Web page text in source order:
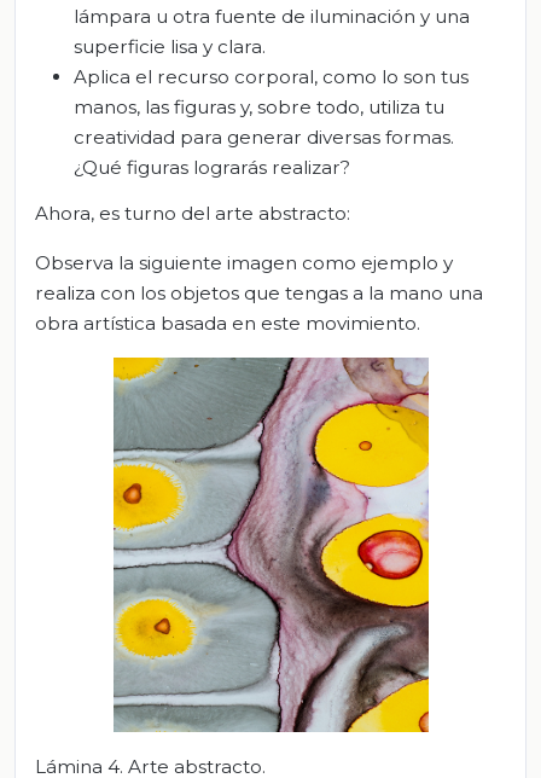
lámpara u otra fuente de iluminación y una
superficie lisa y clara.
Aplica el recurso corporal, como lo son tus
manos, las figuras y, sobre todo, utiliza tu
creatividad para generar diversas formas.
¿Qué figuras lograrás realizar?
Ahora, es turno del arte abstracto:
Observa la siguiente imagen como ejemplo y
realiza con los objetos que tengas a la mano una
obra artística basada en este movimiento.
Lámina 4. Arte abstracto.